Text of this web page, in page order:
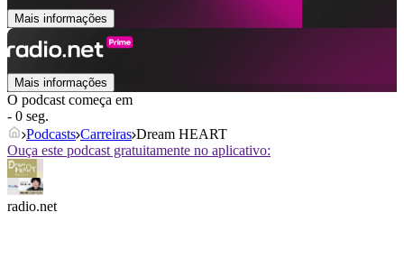
Mais informações
Mais informações
O podcast começa em
- 0 seg.
Podcasts Carreiras Dream HEART
Ouça este podcast gratuitamente no aplicativo:
radio.net